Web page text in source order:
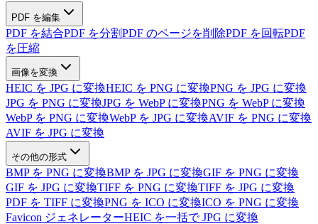
PDF を編集
PDF を結合PDF を分割PDF のページを削除PDF を回転PDF
を圧縮
画像を変換
HEIC を JPG に変換HEIC を PNG に変換PNG を JPG に変換
JPG を PNG に変換JPG を WebP に変換PNG を WebP に変換
WebP を PNG に変換WebP を JPG に変換AVIF を PNG に変換
AVIF を JPG に変換
その他の形式
BMP を PNG に変換BMP を JPG に変換GIF を PNG に変換
GIF を JPG に変換TIFF を PNG に変換TIFF を JPG に変換
PDF を TIFF に変換PNG を ICO に変換ICO を PNG に変換
Favicon ジェネレーターHEIC を一括で JPG に変換